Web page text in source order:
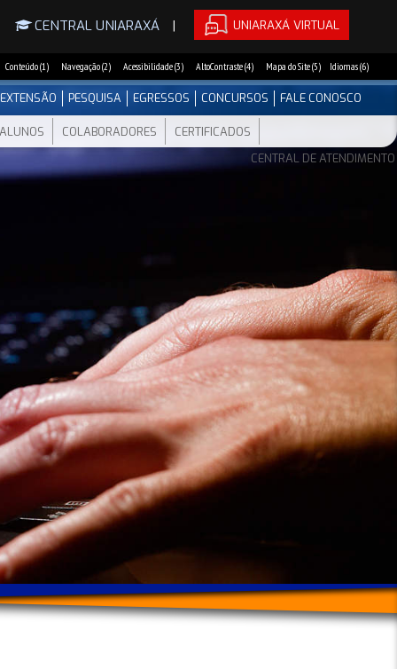
CENTRAL UNIARAXÁ | UNIARAXÁ VIRTUAL
Idiomas (6)
Conteúdo (1) Navegação (2) Acessibilidade (3) AltoContraste (4) Mapa do Site (5)
EXTENSÃO PESQUISA EGRESSOS CONCURSOS FALE CONOSCO
ALUNOS COLABORADORES
CERTIFICADOS
CENTRAL DE ATENDIMENTO